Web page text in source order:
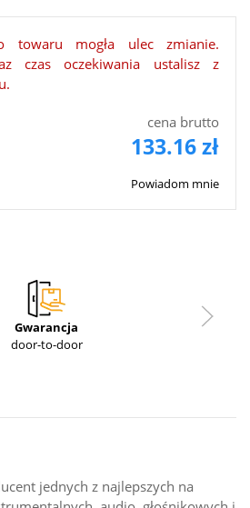
towaru mogła ulec zmianie.
czas oczekiwania ustalisz z
cena brutto
133.16 zł
Powiadom mnie
Gwarancja
door-to-door
jednych z najlepszych na